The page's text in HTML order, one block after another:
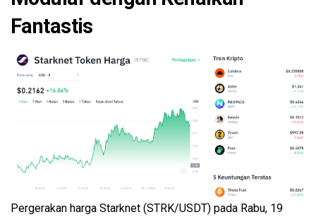
Fantastis
Pergerakan harga Starknet (STRK/USDT) pada Rabu, 19